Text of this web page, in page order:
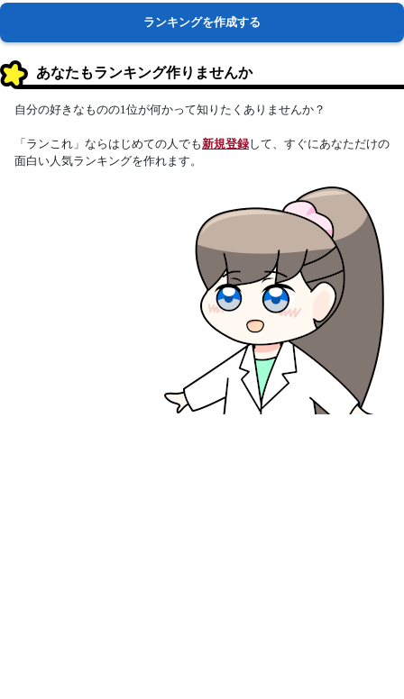
ランキングを作成する
あなたもランキング作りませんか
自分の好きなものの1位が何かって知りたくありませんか？
「ランこれ」ならはじめての人でも新規登録して、すぐにあなただけの
面白い人気ランキングを作れます。